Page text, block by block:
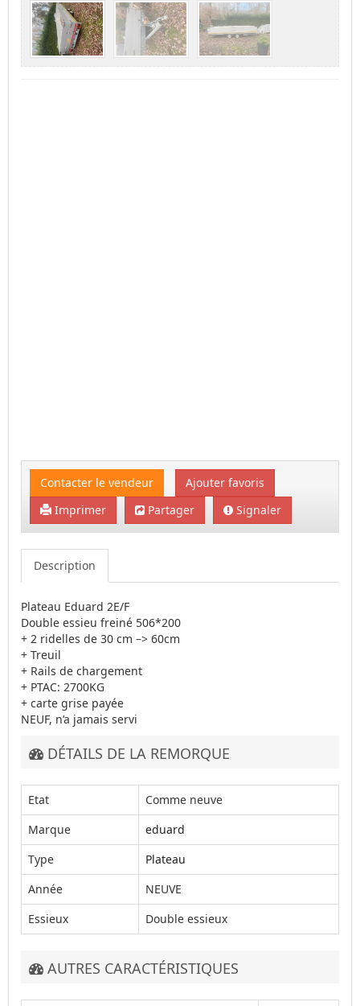
Contacter le vendeur
Ajouter favoris
Imprimer
Partager Signaler
Description
Plateau Eduard 2E/F
Double essieu freiné 506*200
+ 2 ridelles de 30 cm –> 60cm
+ Treuil
+ Rails de chargement
+ PTAC: 2700KG
+ carte grise payée
NEUF, n’a jamais servi
DÉTAILS DE LA REMORQUE
Etat
Comme neuve
Marque
eduard
Type
Plateau
Année
NEUVE
Essieux
Double essieux
AUTRES CARACTÉRISTIQUES